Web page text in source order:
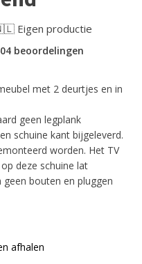
Eigen productie
beoordelingen
met 2 deurtjes en in
geen legplank
schuine kant bijgeleverd.
worden. Het TV
deze schuine lat
bouten en pluggen
afhalen